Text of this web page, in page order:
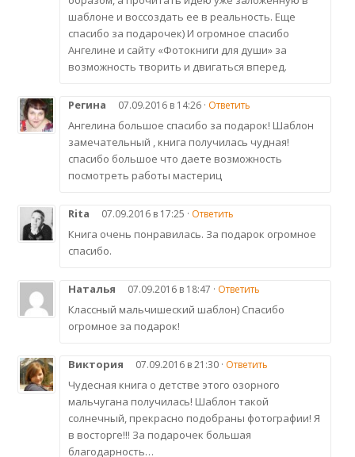
шаблоне и воссоздать ее в реальность. Еще
спасибо за подарочек) И огромное спасибо
Ангелине и сайту «Фотокниги для души» за
возможность творить и двигаться вперед.
Регина 07.09.2016 в 14:26 · Ответить
Ангелина большое спасибо за подарок! Шаблон
замечательный , книга получилась чудная!
спасибо большое что даете возможность
посмотреть работы мастериц
Rita 07.09.2016 в 17:25 · Ответить
Книга очень понравилась. За подарок огромное
спасибо.
Наталья 07.09.2016 в 18:47 · Ответить
Классный мальчишеский шаблон) Спасибо
огромное за подарок!
Виктория 07.09.2016 в 21:30 · Ответить
Чудесная книга о детстве этого озорного
мальчугана получилась! Шаблон такой
солнечный, прекрасно подобраны фотографии! Я
в восторге!!! За подарочек большая
благодарность…